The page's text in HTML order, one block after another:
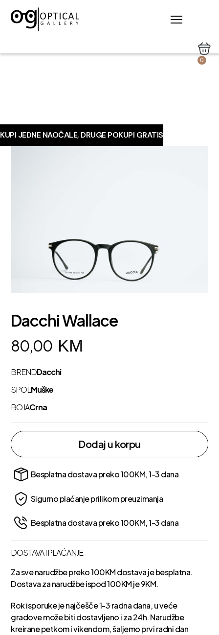
0
KUPI JEDNE NAOČALE, DRUGE POKUPI GRATIS
Dacchi Wallace
80,00 KM
BRENDDacchi
SPOL Muške
BOJACrna
Dodaj u korpu
Besplatna dostava preko 100KM, 1-3 dana
Sigurno plaćanje prilikom preuzimanja
Besplatna dostava preko 100KM, 1-3 dana
DOSTAVA I PLAĆANJE
Za sve narudžbe preko 100KM dostava je besplatna.
Dostava za narudžbe ispod 100KM je 9KM.
Rok isporuke je najčešče 1-3 radna dana, u veće
gradove može biti dostavljeno i za 24h. Narudžbe
kreirane petkom i vikendom, šaljemo prvi radni dan